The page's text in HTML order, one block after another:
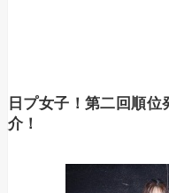
日プ女子！第二回順
介！